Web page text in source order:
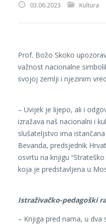
03.06.2023 Kultura
Prof. Božo Skoko
važnost nacionalne
svojoj zemlji i njezinim
– Uvijek je lijepo, ali i
izražava naš nacionalni i
slušateljstvo ima
Bevanda, predsjednik
osvrtu na knjigu
koja je predstavljena u
Istraživačko-pedagoški
– Knjiga pred nama, u dva